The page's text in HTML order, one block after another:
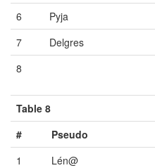
6
Pyja
7
Delgres
8
Table 8
#
Pseudo
1
Lén@